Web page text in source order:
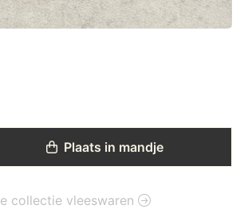
Plaats in mandje
collectie vleeswaren